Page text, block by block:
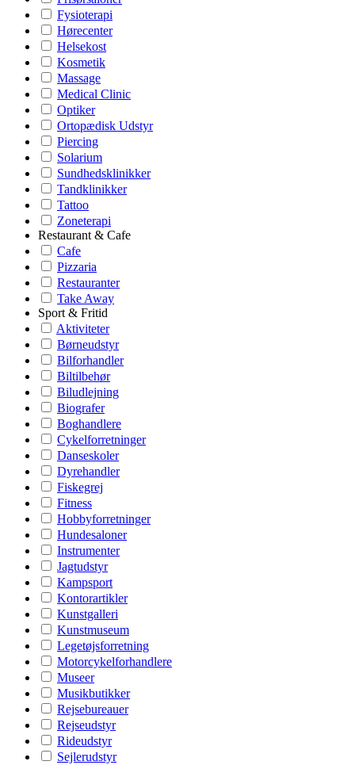
Fysioterapi
Hørecenter
Helsekost
Kosmetik
Massage
Medical Clinic
Optiker
Ortopædisk Udstyr
Piercing
Solarium
Sundhedsklinikker
Tandklinikker
Tattoo
Zoneterapi
Restaurant & Cafe
Cafe
Pizzaria
Restauranter
Take Away
Sport & Fritid
Aktiviteter
Børneudstyr
Bilforhandler
Biltilbehør
Biludlejning
Biografer
Boghandlere
Cykelforretninger
Danseskoler
Dyrehandler
Fiskegrej
Fitness
Hobbyforretninger
Hundesaloner
Instrumenter
Jagtudstyr
Kampsport
Kontorartikler
Kunstgalleri
Kunstmuseum
Legetøjsforretning
Motorcykelforhandlere
Museer
Musikbutikker
Rejsebureauer
Rejseudstyr
Rideudstyr
Sejlerudstyr